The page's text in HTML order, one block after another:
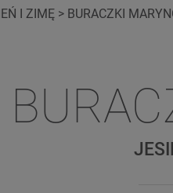
I ZIMĘ > BURACZKI